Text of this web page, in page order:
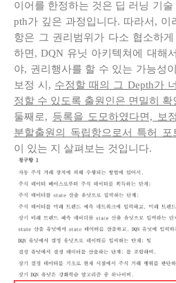
이어를 한정하는 것은 딥 러닝 기
pth가 깊은 과정입니다. 따라서, 이
항은 그 권리범위가 다소 협소하
하면, DQN 유닛 아키텍쳐에 대해
야, 권리행사를 할 수 있는 가능성
보정 시, 수정할 때의 그 Depth가
정할 수 있도록 출원인은 면밀히 확
둘째로, 등록을 도모하였다면, 보
분할출원의 독립항으로서 특허
이 있는 지 살펴보는 것입니다.